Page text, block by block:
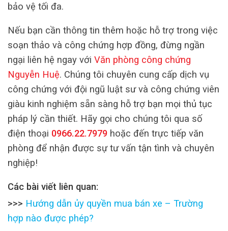
bảo vệ tối đa.
Nếu bạn cần thông tin thêm hoặc hỗ trợ trong việc
soạn thảo và công chứng hợp đồng, đừng ngần
ngại liên hệ ngay với Văn phòng công chứng
Nguyễn Huệ. Chúng tôi chuyên cung cấp dịch vụ
công chứng với đội ngũ luật sư và công chứng viên
giàu kinh nghiệm sẵn sàng hỗ trợ bạn mọi thủ tục
pháp lý cần thiết. Hãy gọi cho chúng tôi qua số
điện thoại 0966.22.7979 hoặc đến trực tiếp văn
phòng để nhận được sự tư vấn tận tình và chuyên
nghiệp!
Các bài viết liên quan:
>>> Hướng dẫn ủy quyền mua bán xe – Trường
hợp nào được phép?